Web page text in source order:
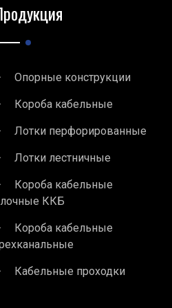
Опорные конструкции
Короба кабельные
Лотки перфорированные
Лотки лестничные
Короба кабельные
ККБ
Короба кабельные
Кабельные проходки